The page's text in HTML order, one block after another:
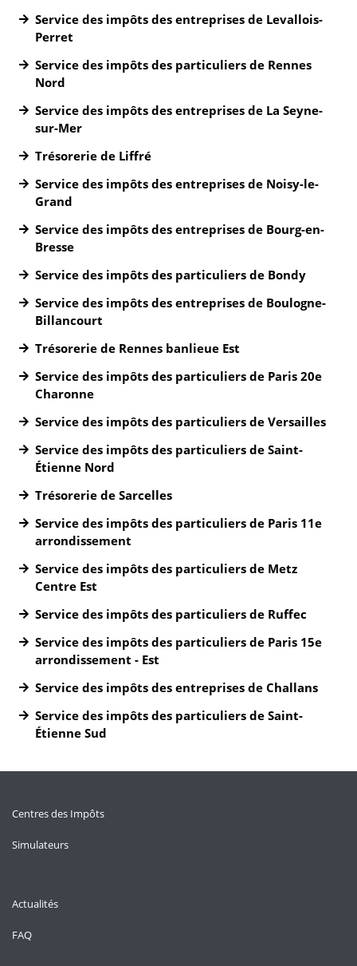
Service des impôts des entreprises de Levallois-
Perret
Service des impôts des particuliers de Rennes
Nord
Service des impôts des entreprises de La Seyne-
sur-Mer
Trésorerie de Liffré
Service des impôts des entreprises de Noisy-le-
Grand
Service des impôts des entreprises de Bourg-en-
Bresse
Service des impôts des particuliers de Bondy
Service des impôts des entreprises de Boulogne-
Billancourt
Trésorerie de Rennes banlieue Est
Service des impôts des particuliers de Paris 20e
Charonne
Service des impôts des particuliers de Versailles
Service des impôts des particuliers de Saint-
Étienne Nord
Trésorerie de Sarcelles
Service des impôts des particuliers de Paris 11e
arrondissement
Service des impôts des particuliers de Metz
Centre Est
Service des impôts des particuliers de Ruffec
Service des impôts des particuliers de Paris 15e
arrondissement - Est
Service des impôts des entreprises de Challans
Service des impôts des particuliers de Saint-
Étienne Sud
Centres des Impôts
Simulateurs
Actualités
FAQ